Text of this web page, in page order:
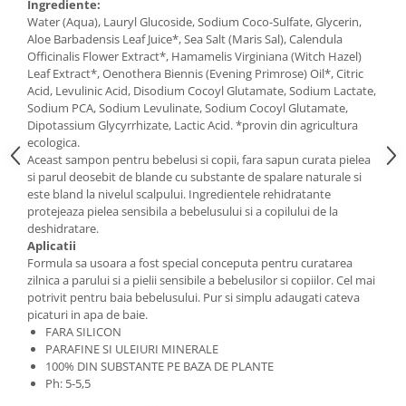
Budinca bio
Indulcitori bio
Inghetata bio si decoratiuni
Ingrediente bio pentru copt
Masline bio si antipasti
Antipasti bio
Masline bio
Pesto bio
Musli si terci
Fulgi din cereale bio
Musli bio
Terci bio
Orez bio si leguminoase
Legume bio
Legume bio in conserva
Ingrediente:
Water (Aqua), Lauryl Glucoside, Sodium Coco-Sulfate, Glycerin,
Aloe Barbadensis Leaf Juice*, Sea Salt (Maris Sal), Calendula
Officinalis Flower Extract*, Hamamelis Virginiana (Witch Hazel)
Leaf Extract*, Oenothera Biennis (Evening Primrose) Oil*, Citric
Acid, Levulinic Acid, Disodium Cocoyl Glutamate, Sodium Lactate,
Sodium PCA, Sodium Levulinate, Sodium Cocoyl Glutamate,
Dipotassium Glycyrrhizate, Lactic Acid. *provin din agricultura
ecologica.
Aceast sampon pentru bebelusi si copii, fara sapun curata pielea
si parul deosebit de blande cu substante de spalare naturale si
este bland la nivelul scalpului. Ingredientele rehidratante
protejeaza pielea sensibila a bebelusului si a copilului de la
deshidratare.
Aplicatii
Formula sa usoara a fost special conceputa pentru curatarea
zilnica a parului si a pielii sensibile a bebelusilor si copiilor. Cel mai
potrivit pentru baia bebelusului. Pur si simplu adaugati cateva
picaturi in apa de baie.
FARA SILICON
PARAFINE SI ULEIURI MINERALE
100% DIN SUBSTANTE PE BAZA DE PLANTE
Ph: 5-5,5